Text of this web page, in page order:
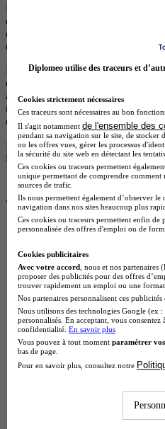
En cas de pertinence équivalente,
en fonction d’un scoring précis qui
disposent d’éléments de visibilité,
cours.
Les formations proposées par des
clients), qui ne versent aucune
apparaissent après celles des
triées par pertinence. Elles sont
disposent pas de logos.
Pour plus d’informations,
la plateforme.
Diplomeo utilise des traceurs et
Cookies strictement nécessaires
Ces traceurs sont nécessaires au bon
Il s'agit notamment de l'ensemble des
pendant sa navigation sur le site, de stocker
ou les offres vues, gérer les processus
la sécurité du site web en détectant les
Ces cookies ou traceurs permettent
unique permettant de comprendre comment
sources de trafic.
Ils nous permettent également d’observer
navigation dans nos sites beaucoup plus
Ces cookies ou traceurs permettent enfin de
personnalisée des offres d'emploi ou de
Cookies publicitaires
Avec votre accord , nous et nos
proposer des publicités pour des offres
trouver rapidement un emploi ou une
Nos partenaires personnalisent ces
Nous utilisons des technologies Google (ex
personnalisés. En acceptant, vous
confidentialité. En savoir plus
Vous pouvez à tout moment paramétrer
bas de page.
Pour en savoir plus, consultez notre